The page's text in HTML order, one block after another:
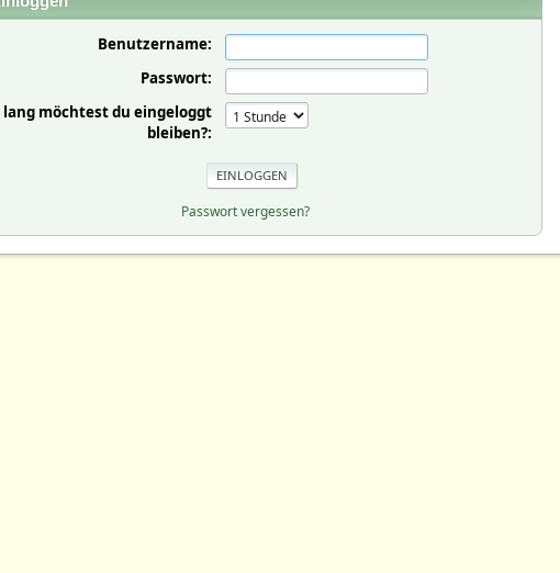
Benutzername:
Passwort:
lang möchtest du eingeloggt
bleiben?:
Passwort vergessen?